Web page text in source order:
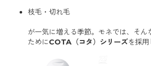
枝毛・切れ毛
が一気に増える季節。モネでは、そん
ためにCOTA（コタ）シリーズを採用